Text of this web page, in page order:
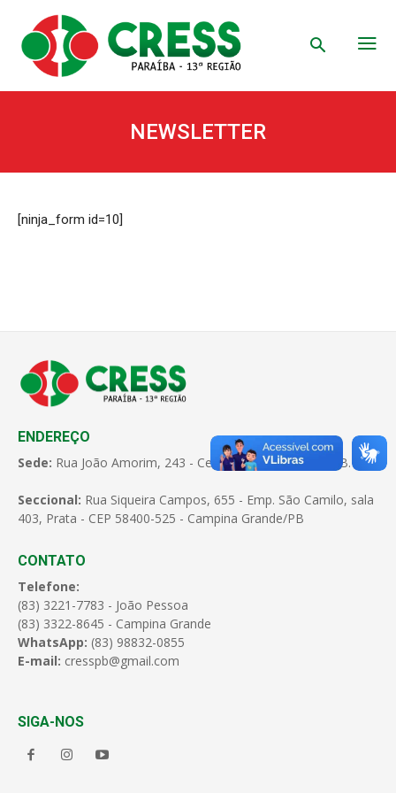
NEWSLETTER
[ninja_form id=10]
ENDEREÇO
Sede: Rua João Amorim, 243 - Centro - João Pessoa - PB.
Seccional: Rua Siqueira Campos, 655 - Emp. São Camilo, sala
403, Prata - CEP 58400-525 - Campina Grande/PB
CONTATO
Telefone:
(83) 3221-7783 - João Pessoa
(83) 3322-8645 - Campina Grande
WhatsApp: (83) 98832-0855
E-mail: cresspb@gmail.com
SIGA-NOS